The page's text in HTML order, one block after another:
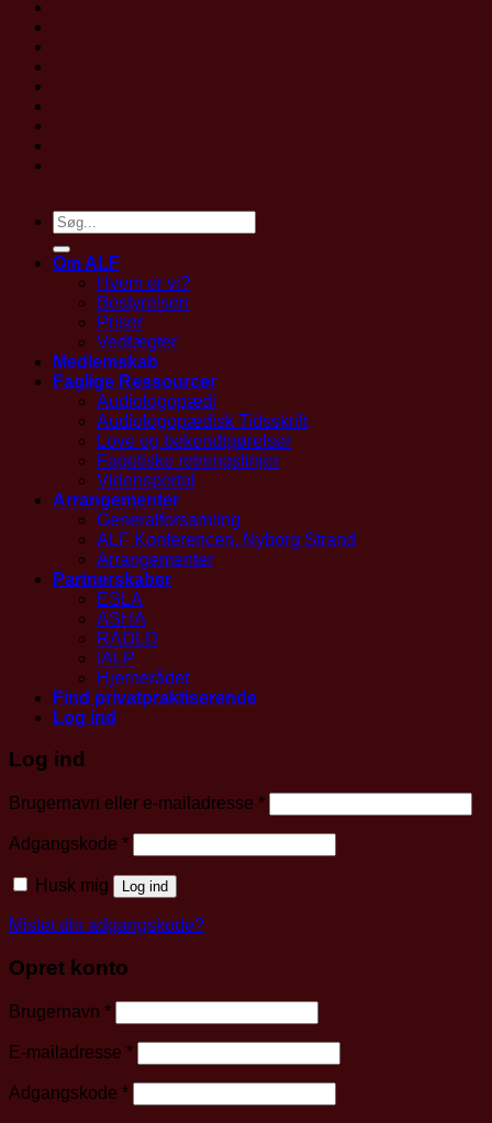
Om ALF
Hvem er vi?
Bestyrelsen
Priser
Vedtægter
Medlemskab
Faglige Ressourcer
Audiologopædi
Audiologopædisk Tidsskrift
Love og bekendtgørelser
Fagetiske retningslinjer
Vidensportal
Arrangementer
Generalforsamling
ALF Konferencen, Nyborg Strand
Arrangementer
Partnerskaber
ESLA
ASHA
RADLD
IALP
Hjernerådet
Find privatpraktiserende
Log ind
Log ind
Brugernavn eller e-mailadresse *Påkrævet
Adgangskode *Påkrævet
Husk mig Log ind
Mistet din adgangskode?
Opret konto
Brugernavn *Påkrævet
E-mailadresse *Påkrævet
Adgangskode *Påkrævet